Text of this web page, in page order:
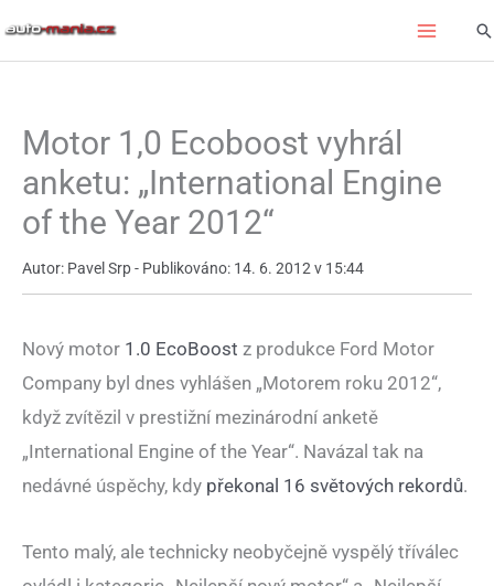
Motor 1,0 Ecoboost vyhrál
anketu: „International Engine
of the Year 2012“
Autor: Pavel Srp - Publikováno: 14. 6. 2012 v 15:44
Nový motor 1.0 EcoBoost z produkce Ford Motor
Company byl dnes vyhlášen „Motorem roku 2012“,
když zvítězil v prestižní mezinárodní anketě
„International Engine of the Year“. Navázal tak na
nedávné úspěchy, kdy překonal 16 světových rekordů.
Tento malý, ale technicky neobyčejně vyspělý tříválec